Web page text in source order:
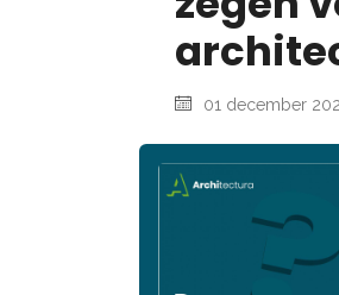
01 december